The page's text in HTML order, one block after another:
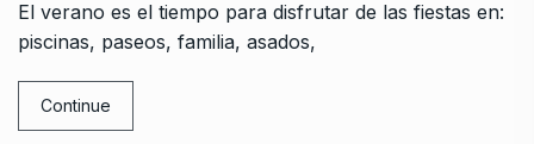
El verano es el tiempo para disfrutar de las fiestas en:
piscinas, paseos, familia, asados,
Continue